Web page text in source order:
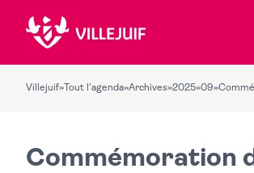
Villejuif» Tout l'agenda»Archives»2025»09»
Commémoration